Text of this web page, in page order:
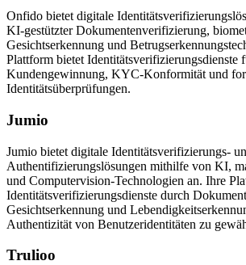
Onfido bietet digitale
KI-gestützter Dokumentenverifizierung,
Gesichtserkennung und
Plattform bietet Identitätsverifizierungsdienste
Kundengewinnung, KYC-Konformität und
Identitätsüberprüfungen.
Jumio
Jumio bietet digitale Identitätsverifizierungs-
Authentifizierungslösungen mithilfe von KI,
und Computervision-Technologien an. Ihre
Identitätsverifizierungsdienste durch
Gesichtserkennung und
Authentizität von Benutzeridentitäten zu
Trulioo